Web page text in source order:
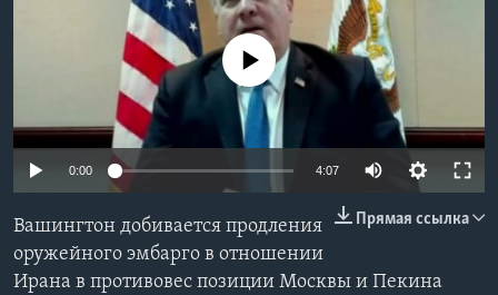
Learning English
СОЦИАЛЬНЫЕ СЕТИ
No media source currently available
0:00 4:07
Прямая ссылка
Вашингтон добивается продления
оружейного эмбарго в отношении
Ирана в противовес позиции Москвы и Пекина